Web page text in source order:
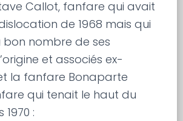
Callot, fanfare qui avait
de 1968 mais qui
nombre de ses
et associés ex-
la fanfare Bonaparte
qui tenait le haut du
: